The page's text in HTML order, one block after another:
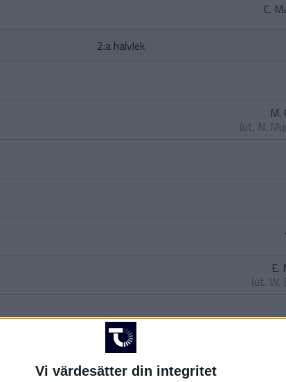
Vi värdesätter din integritet
C.
2:a halvlek
M.
(ut. N.
E.
(ut. W.